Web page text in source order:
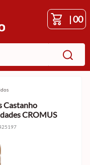
|00
Castanho
CROMUS